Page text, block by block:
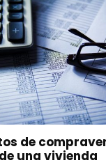
de
de una vivienda